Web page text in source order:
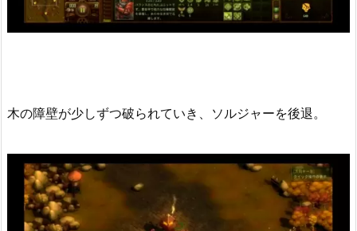
木の障壁が少しずつ破られていき、ソルジャーを後退。